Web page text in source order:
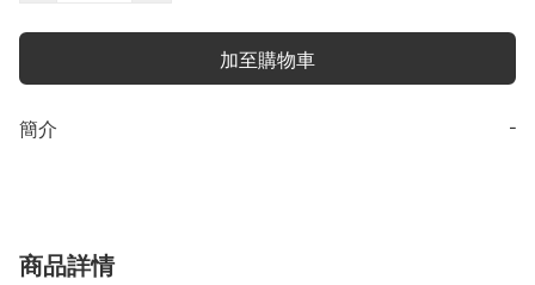
加至購物車
簡介 −
商品詳情